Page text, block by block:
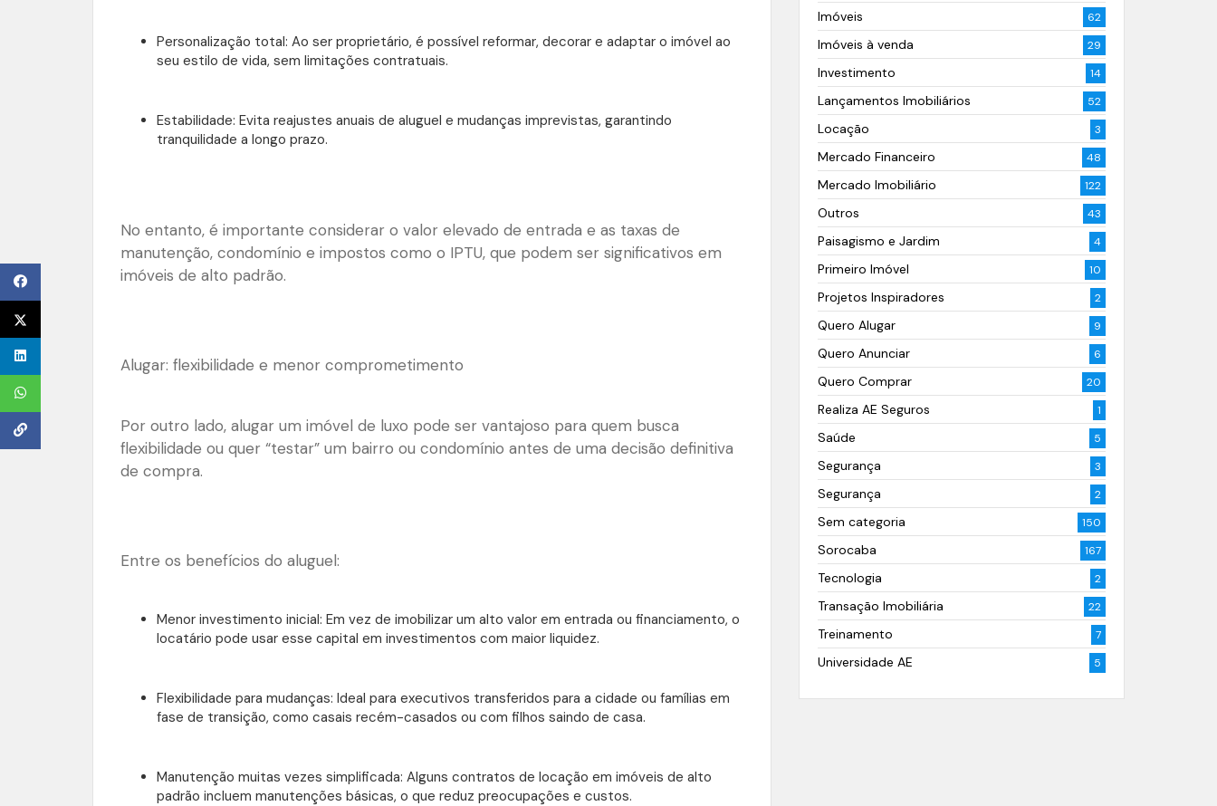
Personalização total: Ao ser proprietário, é possível reformar, decorar e adaptar o imóvel ao
seu estilo de vida, sem limitações contratuais.
Estabilidade: Evita reajustes anuais de aluguel e mudanças imprevistas, garantindo
tranquilidade a longo prazo.
No entanto, é importante considerar o valor elevado de entrada e as taxas de
manutenção, condomínio e impostos como o IPTU, que podem ser significativos em
imóveis de alto padrão.
Alugar: flexibilidade e menor comprometimento
Por outro lado, alugar um imóvel de luxo pode ser vantajoso para quem busca
flexibilidade ou quer “testar” um bairro ou condomínio antes de uma decisão definitiva
de compra.
Entre os benefícios do aluguel:
Menor investimento inicial: Em vez de imobilizar um alto valor em entrada ou financiamento, o
locatário pode usar esse capital em investimentos com maior liquidez.
Flexibilidade para mudanças: Ideal para executivos transferidos para a cidade ou famílias em
fase de transição, como casais recém-casados ou com filhos saindo de casa.
Manutenção muitas vezes simplificada: Alguns contratos de locação em imóveis de alto
padrão incluem manutenções básicas, o que reduz preocupações e custos.
Imóveis 62
Imóveis à venda 29
Investimento 14
Lançamentos Imobiliários 52
Locação 3
Mercado Financeiro 48
Mercado Imobiliário 122
Outros 43
Paisagismo e Jardim 4
Primeiro Imóvel 10
Projetos Inspiradores 2
Quero Alugar 9
Quero Anunciar 6
Quero Comprar 20
Realiza AE Seguros 1
Saúde 5
Segurança 3
Segurança 2
Sem categoria 150
Sorocaba 167
Tecnologia 2
Transação Imobiliária 22
Treinamento 7
Universidade AE 5